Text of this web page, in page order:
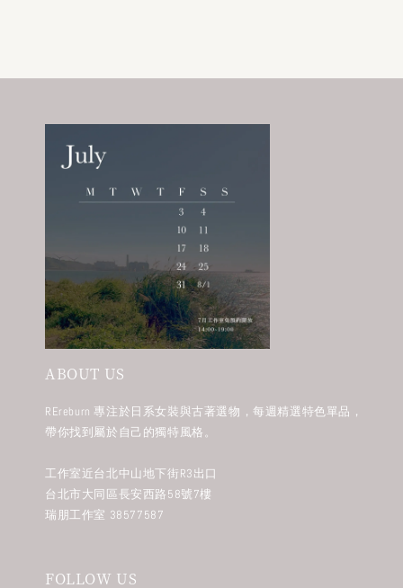
ABOUT US
REreburn 專注於日系女裝與古著選物，每週精選特色單品，
帶你找到屬於自己的獨特風格。
工作室近台北中山地下街R3出口
台北市大同區長安西路58號7樓
瑞朋工作室 38577587
FOLLOW US